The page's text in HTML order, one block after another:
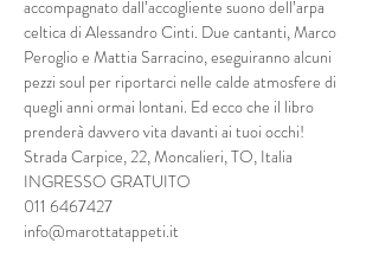
accompagnato dall’accogliente suono dell’arpa
celtica di Alessandro Cinti. Due cantanti, Marco
Peroglio e Mattia Sarracino, eseguiranno alcuni
pezzi soul per riportarci nelle calde atmosfere di
quegli anni ormai lontani. Ed ecco che il libro
prenderà davvero vita davanti ai tuoi occhi!
Strada Carpice, 22, Moncalieri, TO, Italia
INGRESSO GRATUITO
011 6467427
info@marottatappeti.it